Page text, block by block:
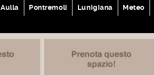
Aulla Pontremoli Lunigiana Meteo